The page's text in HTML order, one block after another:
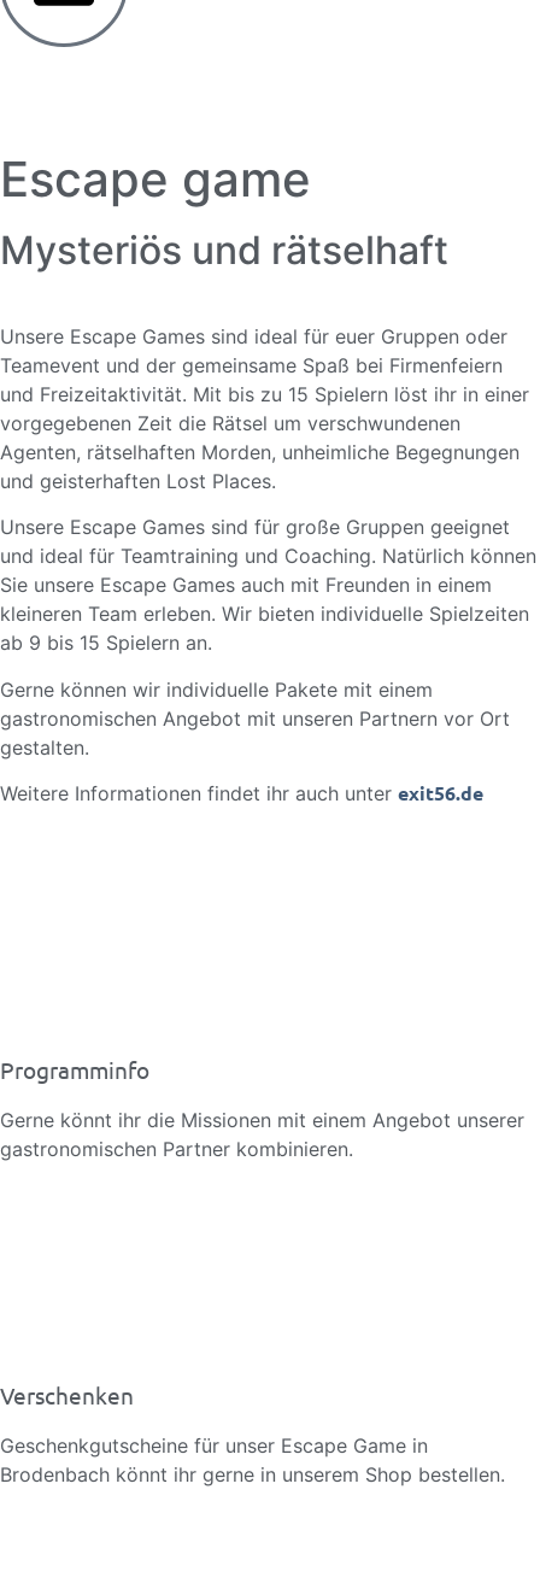
Escape game
Mysteriös und rätselhaft
Unsere Escape Games sind ideal für euer Gruppen oder
Teamevent und der gemeinsame Spaß bei Firmenfeiern
und Freizeitaktivität. Mit bis zu 15 Spielern löst ihr in einer
vorgegebenen Zeit die Rätsel um verschwundenen
Agenten, rätselhaften Morden, unheimliche Begegnungen
und geisterhaften Lost Places.
Unsere Escape Games sind für große Gruppen geeignet
und ideal für Teamtraining und Coaching. Natürlich können
Sie unsere Escape Games auch mit Freunden in einem
kleineren Team erleben. Wir bieten individuelle Spielzeiten
ab 9 bis 15 Spielern an.
Gerne können wir individuelle Pakete mit einem
gastronomischen Angebot mit unseren Partnern vor Ort
gestalten.
Weitere Informationen findet ihr auch unter exit56.de
Programminfo
Gerne könnt ihr die Missionen mit einem Angebot unserer
gastronomischen Partner kombinieren.
Verschenken
Geschenkgutscheine für unser Escape Game in
Brodenbach könnt ihr gerne in unserem Shop bestellen.